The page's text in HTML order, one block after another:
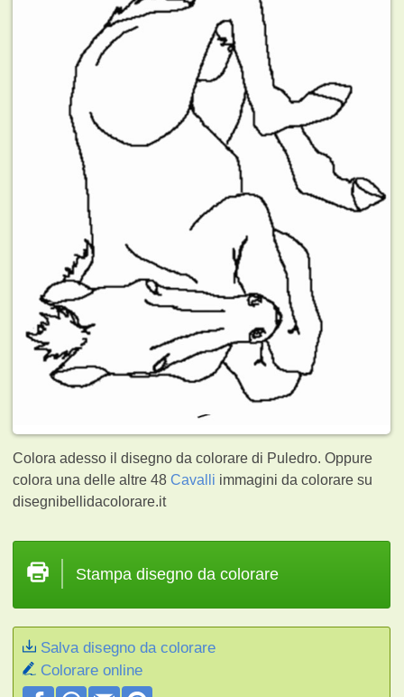
Colora adesso il disegno da colorare di Puledro. Oppure
colora una delle altre 48Cavalli immagini da colorare su
disegnibellidacolorare.it
Stampa disegno da colorare
Salva disegno da colorare
Colorare online